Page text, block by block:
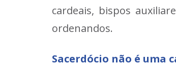
cardeais, bispos
ordenandos.
Sacerdócio não é uma